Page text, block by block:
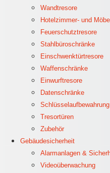
Wandtresore
Hotelzimmer- und
Feuerschutztresore
Stahlbüroschränke
Einschwenktürtresore
Waffenschränke
Einwurftresore
Datenschränke
Schlüsselaufbewahrung
Tresortüren
Zubehör
Gebäudesicherheit
Alarmanlagen &
Videoüberwachung